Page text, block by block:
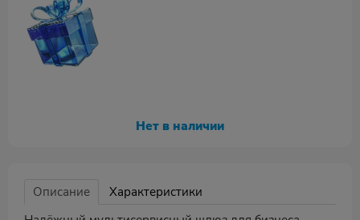
Нет в наличии
Описание
Характеристики